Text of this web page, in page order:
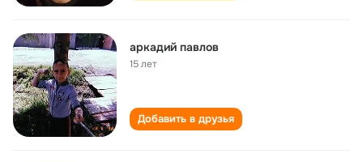
аркадий павлов
15 лет
Добавить в друзья